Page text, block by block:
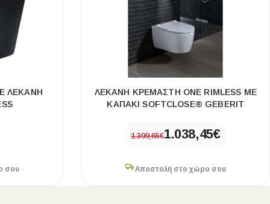
ΛΕΚΑΝΗ
σου
ΛΕΚΑΝΗ ΚΡΕΜΑΣΤΗ ONE RIMLESS ΜΕ
ΚΑΠΑΚΙ SOFTCLOSE® GEBERIT
1.399,65€1.038,45€
Αποστολή στο χώρο σου